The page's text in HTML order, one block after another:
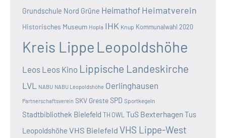
Grundschule Nord Grüne Heimathof Heimatverein
Historisches Museum Hopla IHK Knup Kommunalwahl 2020
Kreis Lippe Leopoldshöhe
Leos Leos Kino Lippische Landeskirche
LVL NABU NABU Leopoldshöhe Oerlinghausen
Partnerschaftsverein SKV GresteSPD Sportkegeln
Stadtbibliothek Bielefeld TH OWL TuS BexterhagenTus
Leopoldshöhe VHS Bielefeld VHS Lippe-West